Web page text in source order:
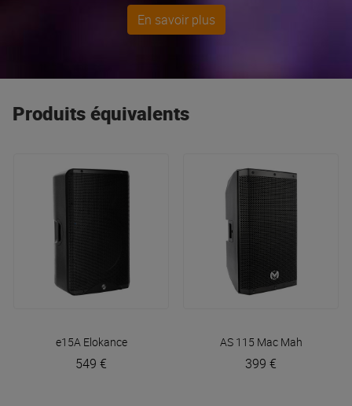
de sono SRM450v2 ne se présente plus.
En savoir plus
Produits équivalents
e15A Elokance
549 €
AS 115 Mac Mah
399 €